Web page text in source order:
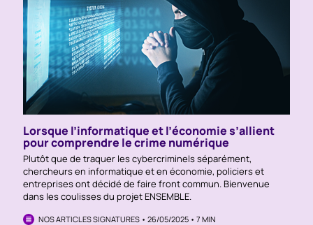
Lorsque l’informatique et l’économie s’allient
pour comprendre le crime numérique
Plutôt que de traquer les cybercriminels séparément,
chercheurs en informatique et en économie, policiers et
entreprises ont décidé de faire front commun. Bienvenue
dans les coulisses du projet ENSEMBLE.
NOS ARTICLES SIGNATURES • 26/05/2025 • 7 MIN